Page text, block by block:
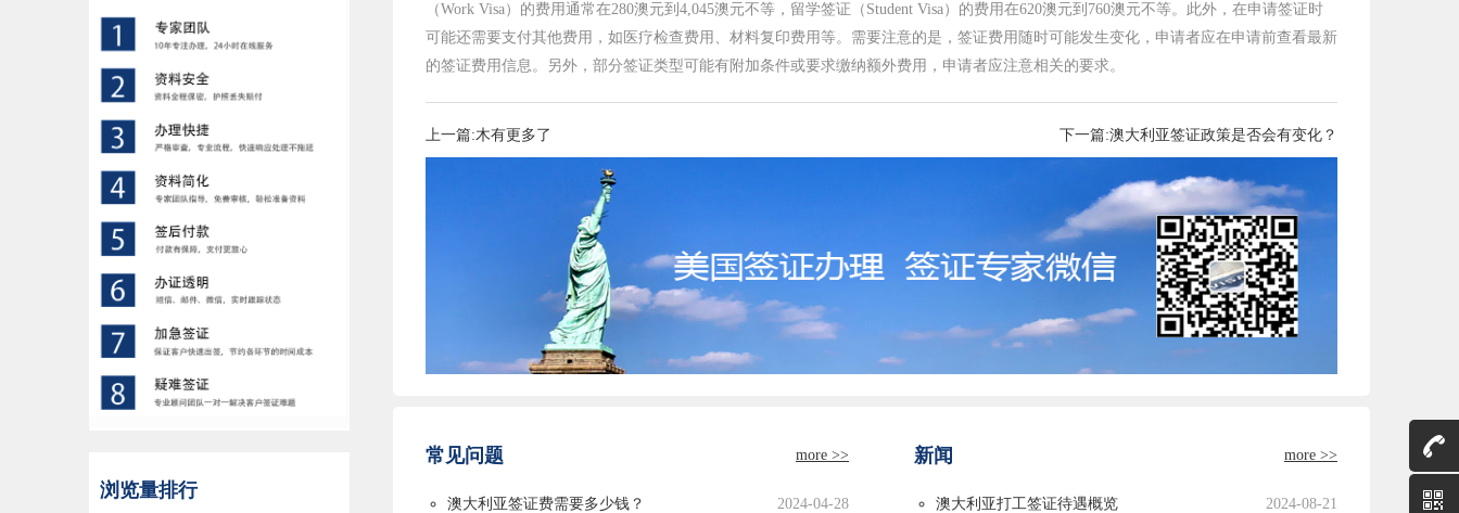
浏览量排行
（Work Visa）的费用通常在280澳元到4,045澳元不等，留学签证（Student Visa）的费用在620澳元到760澳元不等。此外，在申请签证时
可能还需要支付其他费用，如医疗检查费用、材料复印费用等。需要注意的是，签证费用随时可能发生变化，申请者应在申请前查看最新
的签证费用信息。另外，部分签证类型可能有附加条件或要求缴纳额外费用，申请者应注意相关的要求。
上一篇:木有更多了 下一篇:澳大利亚签证政策是否会有变化？
常见问题 more >>
澳大利亚签证费需要多少钱？ 2024-04-28
新闻 more >>
澳大利亚打工签证待遇概览 2024-08-21